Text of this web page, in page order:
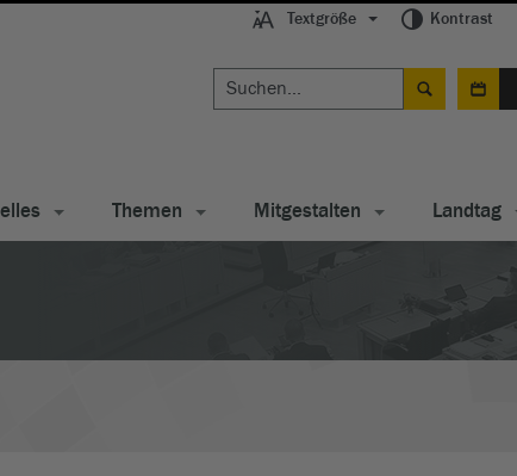
Textgröße Kontrast
Themen Mitgestalten Landtag